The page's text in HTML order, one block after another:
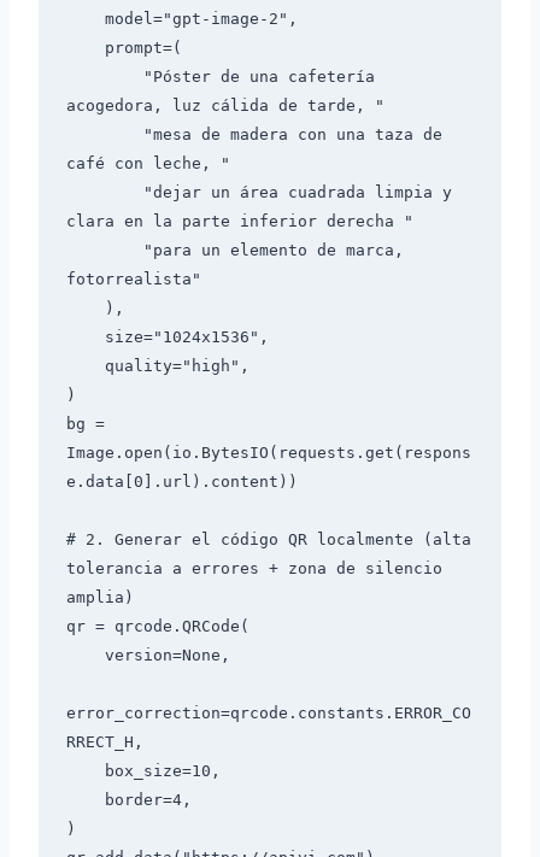
acogedora, luz cálida de tarde, "
café con leche, "
clara en la parte inferior derecha "
fotorrealista"
)
bg =
Image.open(io.BytesIO(requests.get(respons
e.data[0].url).content))
# 2. Generar el código QR localmente (alta
tolerancia a errores + zona de silencio
amplia)
qr = qrcode.QRCode(
error_correction=qrcode.constants.ERROR_CO
RRECT_H,
)